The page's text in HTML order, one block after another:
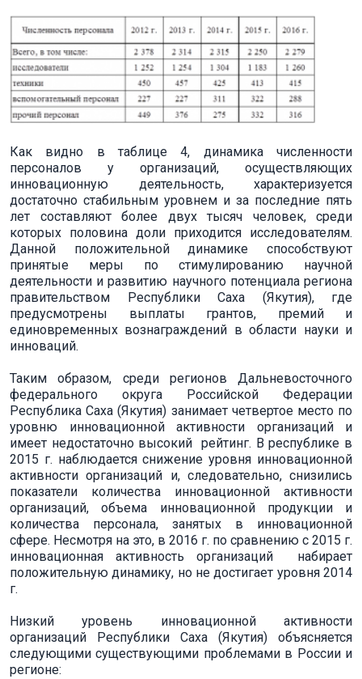
Как видно в таблице 4, динамика численности
персоналов у организаций, осуществляющих
инновационную деятельность, характеризуется
достаточно стабильным уровнем и за последние пять
лет составляют более двух тысяч человек, среди
которых половина доли приходится исследователям.
Данной положительной динамике способствуют
принятые меры по стимулированию научной
деятельности и развитию научного потенциала региона
правительством Республики Саха (Якутия), где
предусмотрены выплаты грантов, премий и
единовременных вознаграждений в области науки и
инноваций.
Таким образом, среди регионов Дальневосточного
федерального округа Российской Федерации
Республика Саха (Якутия) занимает четвертое место по
уровню инновационной активности организаций и
имеет недостаточно высокий рейтинг. В республике в
2015 г. наблюдается снижение уровня инновационной
активности организаций и, следовательно, снизились
показатели количества инновационной активности
организаций, объема инновационной продукции и
количества персонала, занятых в инновационной
сфере. Несмотря на это, в 2016 г. по сравнению с 2015 г.
инновационная активность организаций набирает
положительную динамику, но не достигает уровня 2014
г.
Низкий уровень инновационной активности
организаций Республики Саха (Якутия) объясняется
следующими существующими проблемами в России и
регионе: